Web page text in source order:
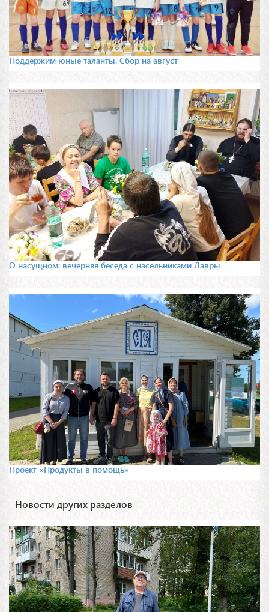
Поддержим юные таланты. Сбор на август
О насущном: вечерняя беседа с насельниками Лавры
Проект «Продукты в помощь»
Новости других разделов